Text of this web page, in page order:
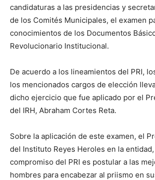
candidaturas a las presidencias y
de los Comités Municipales, el examen
conocimientos de los Documentos
Revolucionario Institucional.
De acuerdo a los lineamientos del PRI,
los mencionados cargos de elección
dicho ejercicio que fue aplicado por el
del IRH, Abraham Cortes Reta.
Sobre la aplicación de este examen, el
del Instituto Reyes Heroles en la
compromiso del PRI es postular a las
hombres para encabezar al priismo en